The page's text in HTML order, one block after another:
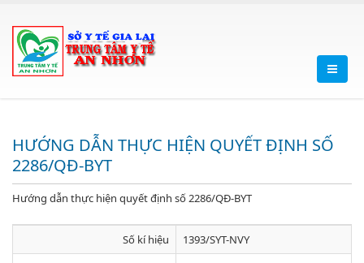
HƯỚNG DẪN THỰC HIỆN QUYẾT ĐỊNH SỐ
2286/QĐ-BYT
Hướng dẫn thực hiện quyết định số 2286/QĐ-BYT
Số kí hiệu
1393/SYT-NVY